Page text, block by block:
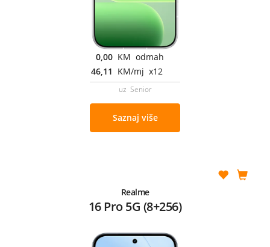
0,00 KM odmah
46,11 KM/mj x12
uz Senior
Saznaj više
Realme
16 Pro 5G (8+256)